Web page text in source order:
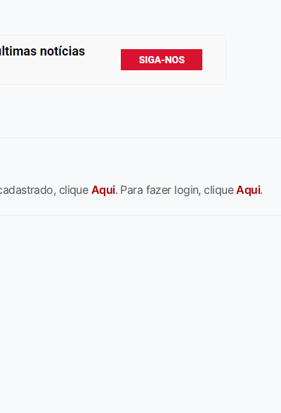
cliqueAqui. Para fazer login, cliqueAqui.